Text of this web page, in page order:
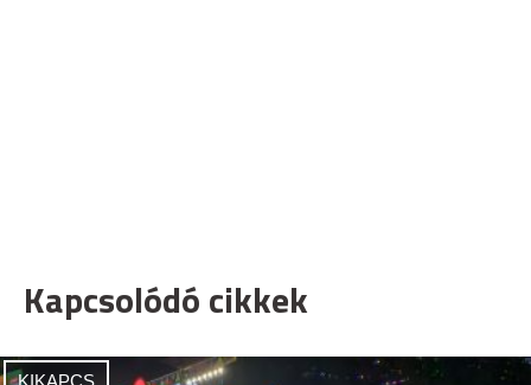
Kapcsolódó cikkek